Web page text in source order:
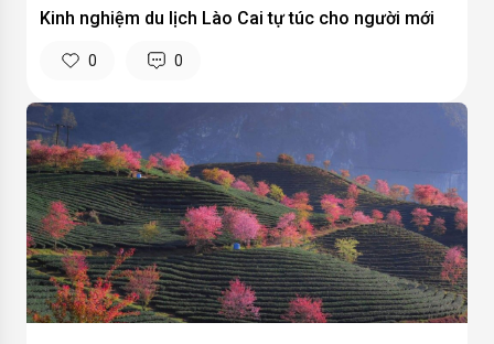
Kinh nghiệm du lịch Lào Cai tự túc cho người mới
0 0